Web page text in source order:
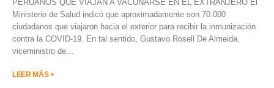
PERUANOS QUE VIAJAN A VACUNARSE EN EL EXTRANJERO El
Ministerio de Salud indicó que aproximadamente son 70.000
ciudadanos que viajaron hacia el exterior para recibir la inmunización
contra la COVID-19. En tal sentido, Gustavo Rosell De Almeida,
viceministro de...
LEER MÁS +